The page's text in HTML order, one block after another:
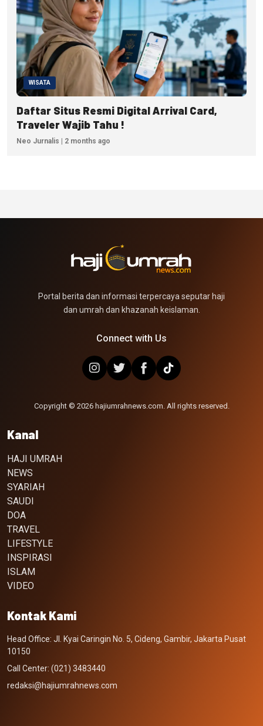
WISATA
Daftar Situs Resmi Digital Arrival Card,
Traveler Wajib Tahu !
Neo Jurnalis | 2 months ago
Portal berita dan informasi terpercaya seputar haji
dan umrah dan khazanah keislaman.
Connect with Us
Copyright © 2026 hajiumrahnews.com. All rights reserved.
Kanal
HAJI UMRAH
NEWS
SYARIAH
SAUDI
DOA
TRAVEL
LIFESTYLE
INSPIRASI
ISLAM
VIDEO
Kontak Kami
Head Office: Jl. Kyai Caringin No. 5, Cideng, Gambir, Jakarta Pusat
10150
Call Center: (021) 3483440
redaksi@hajiumrahnews.com